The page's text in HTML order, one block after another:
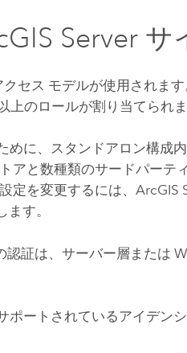
Server サ
セス モデルが使用されます
のロールが割り当てられま
めに、スタンドアロン構成
アと数種類のサードパーテ
定を変更するには、ArcGIS
ます。
認証は、サーバー層または
ポートされているアイデン